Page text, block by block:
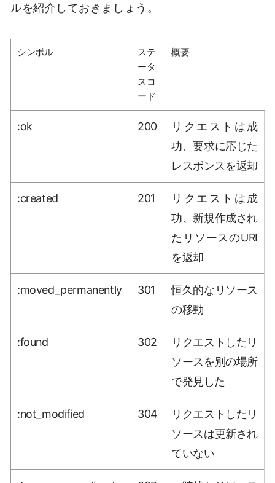
ルを紹介しておきましょう。
シンボル
ステ
ータ
スコ
ード
概要
:ok 200
リクエストは成
功、要求に応じた
レスポンスを返却
:created 201
リクエストは成
功、新規作成され
たリソースのURI
を返却
:moved_permanently 301
恒久的なリソース
の移動
:found 302
リクエストしたリ
ソースを別の場所
で発見した
:not_modified 304
リクエストしたリ
ソースは更新され
ていない